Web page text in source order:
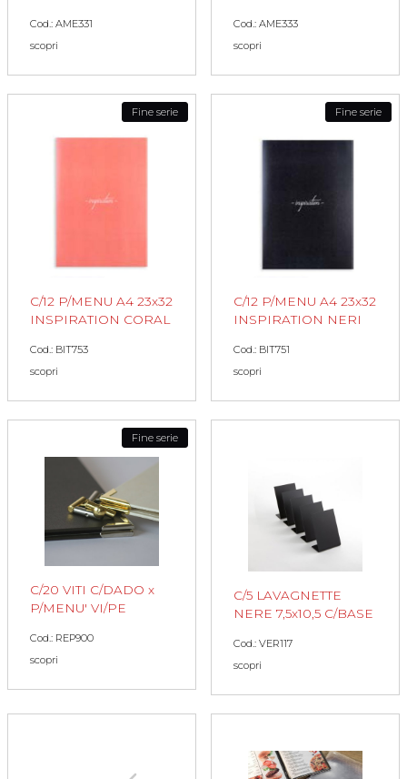
Cod.: AME331
scopri
Cod.: AME333
scopri
Fine serie
C/12 P/MENU A4 23x32
INSPIRATION CORAL
Cod.: BIT753
scopri
Fine serie
C/12 P/MENU A4 23x32
INSPIRATION NERI
Cod.: BIT751
scopri
Fine serie
C/20 VITI C/DADO x
P/MENU' VI/PE
Cod.: REP900
scopri
C/5 LAVAGNETTE
NERE 7,5x10,5 C/BASE
Cod.: VER117
scopri